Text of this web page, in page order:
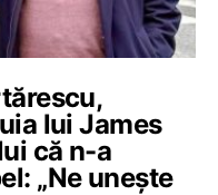
lui James
că n-a
„Ne unește